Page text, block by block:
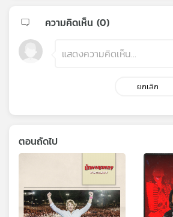
ความคิดเห็น (0)
ยกเลิก
ตอนถัดไป